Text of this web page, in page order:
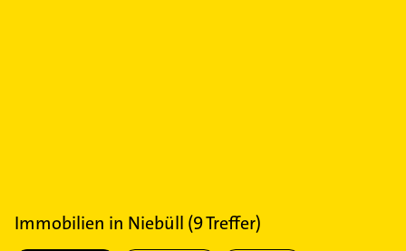
Immobilien in Niebüll (9Treffer)